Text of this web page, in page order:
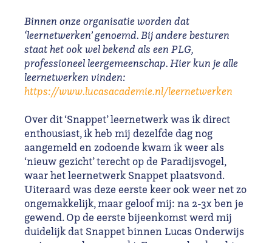
Binnen onze organisatie worden dat
‘leernetwerken’ genoemd. Bij andere besturen
staat het ook wel bekend als een PLG,
professioneel leergemeenschap. Hier kun je alle
leernetwerken vinden:
https://www.lucasacademie.nl/leernetwerken
Over dit ‘Snappet’ leernetwerk was ik direct
enthousiast, ik heb mij dezelfde dag nog
aangemeld en zodoende kwam ik weer als
‘nieuw gezicht’ terecht op de Paradijsvogel,
waar het leernetwerk Snappet plaatsvond.
Uiteraard was deze eerste keer ook weer net zo
ongemakkelijk, maar geloof mij: na 2-3x ben je
gewend. Op de eerste bijeenkomst werd mij
duidelijk dat Snappet binnen Lucas Onderwijs